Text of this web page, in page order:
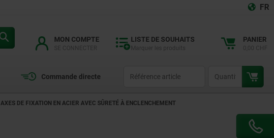
FR
MON COMPTE LISTE DE SOUHAITS PANIER
Commande directe
AXES DE FIXATION EN ACIER AVEC SÛRETÉ À ENCLENCHEMENT